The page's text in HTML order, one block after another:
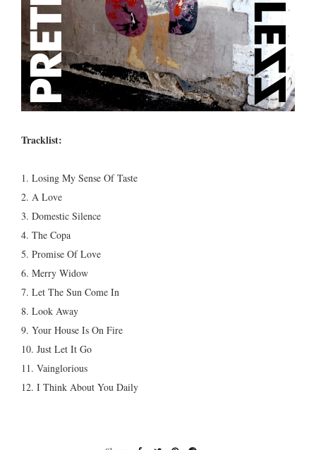
Tracklist:
1. Losing My Sense Of Taste
2. A Love
3. Domestic Silence
4. The Copa
5. Promise Of Love
6. Merry Widow
7. Let The Sun Come In
8. Look Away
9. Your House Is On Fire
10. Just Let It Go
11. Vainglorious
12. I Think About You Daily